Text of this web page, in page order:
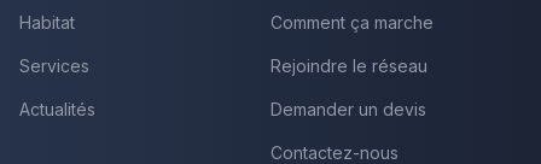
Habitat
Services
Actualités
Comment ça marche
Rejoindre le réseau
Demander un devis
Contactez-nous